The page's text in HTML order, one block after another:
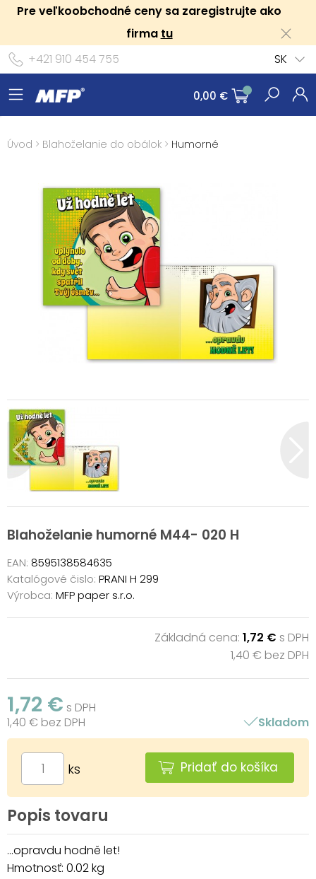
Pre veľkoobchodné ceny sa zaregistrujte ako
firma tu
+421 910 454 755
SK
0,00 €
Úvod > Blahoželanie do obálok > Humorné
Blahoželanie humorné M44- 020 H
EAN: 8595138584635
Katalógové čislo: PRANI H 299
Výrobca: MFP paper s.r.o.
Základná cena: 1,72 € s DPH
1,40 € bez DPH
1,72 € s DPH
1,40 € bez DPH
Skladom
ks Pridať do košíka
Popis tovaru
…opravdu hodně let!
Hmotnosť: 0.02 kg